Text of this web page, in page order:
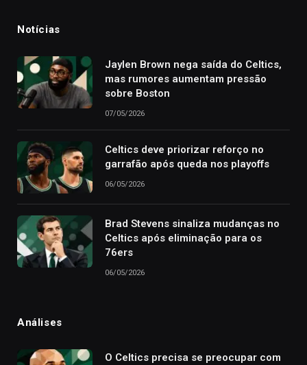
Notícias
Jaylen Brown nega saída do Celtics,
mas rumores aumentam pressão
sobre Boston
07/05/2026
Celtics deve priorizar reforço no
garrafão após queda nos playoffs
06/05/2026
Brad Stevens sinaliza mudanças no
Celtics após eliminação para os
76ers
06/05/2026
Análises
O Celtics precisa se preocupar com